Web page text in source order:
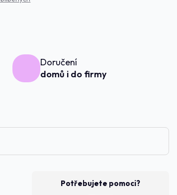
Doručení
domů i do firmy
Potřebujete pomoci?